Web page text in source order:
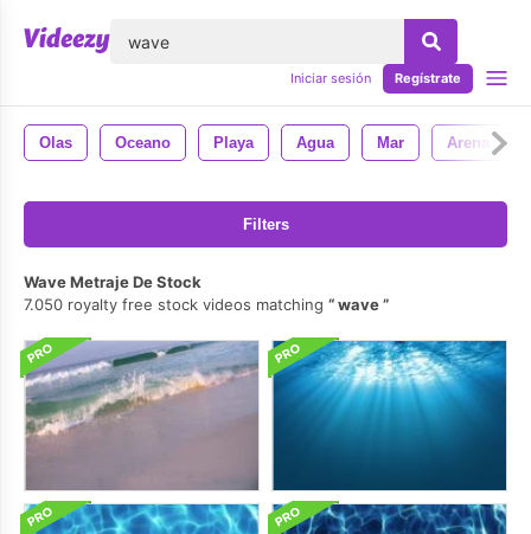
Iniciar sesión Regístrate
Olas Oceano Playa Agua Mar Arena
Filters
Wave Metraje De Stock
7.050 royalty free stock videos matching
wave